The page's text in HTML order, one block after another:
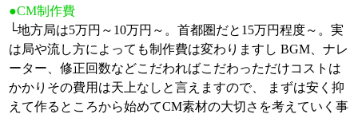
●CM制作費
└地方局は5万円～10万円～。首都圏だと15万円程度～。実
は局や流し方によっても制作費は変わりますし BGM、ナレ
ーター、修正回数などこだわればこだわっただけコストは
かかりその費用は天上なしと言えますので、 まずは安く抑
えて作るところから始めてCM素材の大切さを考えていく事